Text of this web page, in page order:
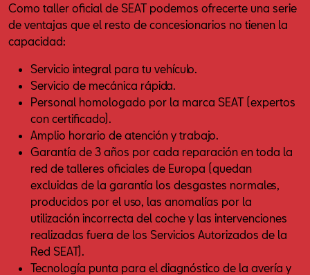
Como taller oficial de SEAT podemos ofrecerte una serie
de ventajas que el resto de concesionarios no tienen la
capacidad:
Servicio integral para tu vehículo.
Servicio de mecánica rápida.
Personal homologado por la marca SEAT (expertos
con certificado).
Amplio horario de atención y trabajo.
Garantía de 3 años por cada reparación en toda la
red de talleres oficiales de Europa (quedan
excluidas de la garantía los desgastes normales,
producidos por el uso, las anomalías por la
utilización incorrecta del coche y las intervenciones
realizadas fuera de los Servicios Autorizados de la
Red SEAT).
Tecnología punta para el diagnóstico de la avería y